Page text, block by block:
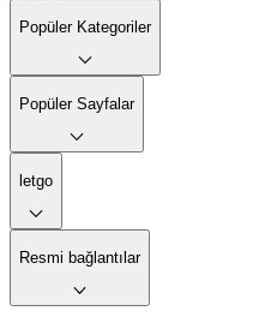
Popüler Kategoriler
Popüler Sayfalar
letgo
Resmi bağlantılar